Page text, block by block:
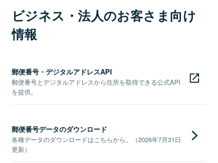
ビジネス・法人のお客さま向け
情報
郵便番号・デジタルアドレスAPI
郵便番号とデジタルアドレスから住所を取得できる公式API
を提供。
郵便番号データのダウンロード
各種データのダウンロードはこちらから。（2026年7月31日
更新）